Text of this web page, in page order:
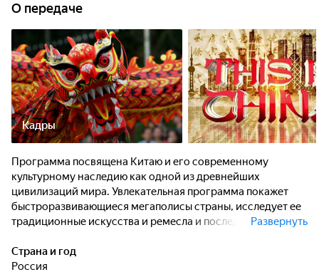
О передаче
Кадры
Программа посвящена Китаю и его современному
культурному наследию как одной из древнейших
цивилизаций мира. Увлекательная программа покажет
быстроразвивающиеся мегаполисы страны, исследует ее
традиционные искусства и ремесла и последние
символом Китая - очаровательной гигантской панды и
откройте для себя легендарный Вуданг Кунг-Фу.
Развернуть
Страна и год
Россия